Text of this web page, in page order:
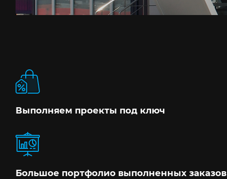
Выполняем проекты под ключ
Большое портфолио выполненных заказов